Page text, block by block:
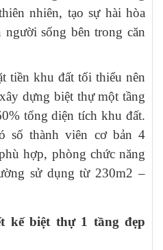
nhiên, tạo sự hài hòa
sống bên trong căn
tiền khu đất tối thiểu nên
dựng biệt thự một tầng
tổng diện tích khu đất.
số thành viên cơ bản 4
hợp, phòng chức năng
sử dụng từ 230m2 –
kế biệt thự 1 tầng đẹp